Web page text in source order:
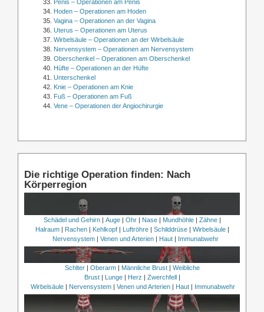
Penis – Operationen am Penis
Hoden – Operationen am Hoden
Vagina – Operationen an der Vagina
Uterus – Operationen am Uterus
Wirbelsäule – Operationen an der Wirbelsäule
Nervensystem – Operationen am Nervensystem
Oberschenkel – Operationen am Oberschenkel
Hüfte – Operationen an der Hüfte
Unterschenkel
Knie – Operationen am Knie
Fuß – Operationen am Fuß
Vene – Operationen der Angiochirurgie
Die richtige Operation finden: Nach
Körperregion
Schädel und Gehirn| Auge| Ohr| Nase| Mundhöhle| Zähne|
Halraum| Rachen| Kehlkopf| Luftröhre| Schilddrüse| Wirbelsäule|
Nervensystem | Venen und Arterien | Haut | Immunabwehr
Schlter| Oberarm| Männliche Brust| Weibliche
Brust| Lunge| Herz Zwerchfell
Wirbelsäule
Nervensystem Venen und Arterien Haut Immunabwehr